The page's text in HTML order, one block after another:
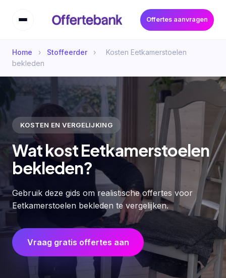
Offertes aanvragen
Home › Stoffeerder ›
Kosten Eetkamerstoelen
bekleden
KOSTEN EN VERGELIJKING
Wat kost Eetkamerstoelen
bekleden?
Gebruik deze gids om realistische offertes voor
Eetkamerstoelen bekleden te vergelijken.
Vraag gratis offertes aan